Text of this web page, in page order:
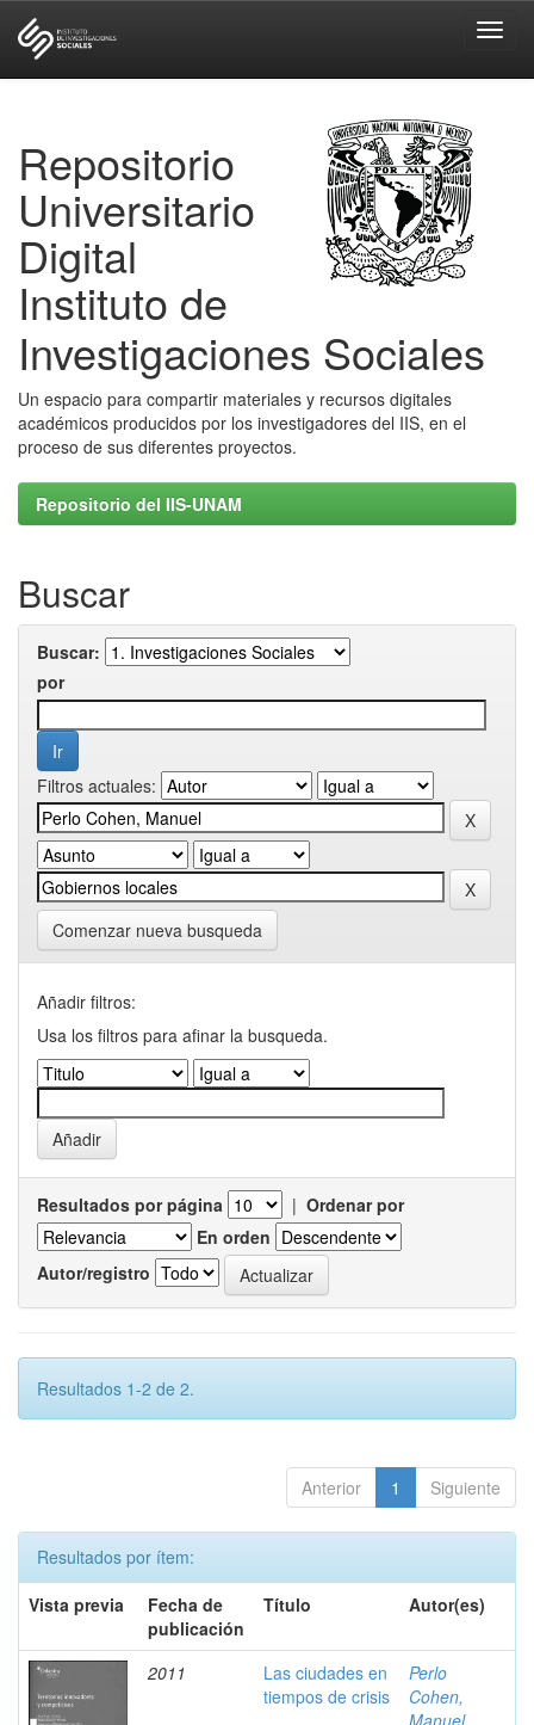
Repositorio
Universitario
Digital
Instituto de
Investigaciones Sociales
Un espacio para compartir materiales y recursos digitales
académicos producidos por los investigadores del IIS, en el
proceso de sus diferentes proyectos.
Repositorio del IIS-UNAM
Buscar
Buscar:
por
Filtros actuales:
Comenzar nueva busqueda
Añadir filtros:
Usa los filtros para afinar la busqueda.
Resultados por página | Ordenar por
En orden
Autor/registro
Resultados 1-2 de 2.
Anterior 1 Siguiente
Resultados por ítem:
Vista previa
Fecha de
publicación
Título Autor(es)
2011
Las ciudades en
tiempos de crisis
Perlo
Cohen,
Manuel